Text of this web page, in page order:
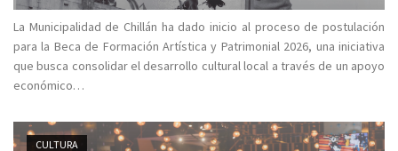
La Municipalidad de Chillán ha dado inicio al proceso de postulación
para la Beca de Formación Artística y Patrimonial 2026, una iniciativa
que busca consolidar el desarrollo cultural local a través de un apoyo
económico…
CULTURA